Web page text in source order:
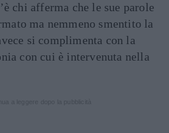
chi afferma che le sue parole
ma nemmeno smentito la
si complimenta con la
con cui è intervenuta nella